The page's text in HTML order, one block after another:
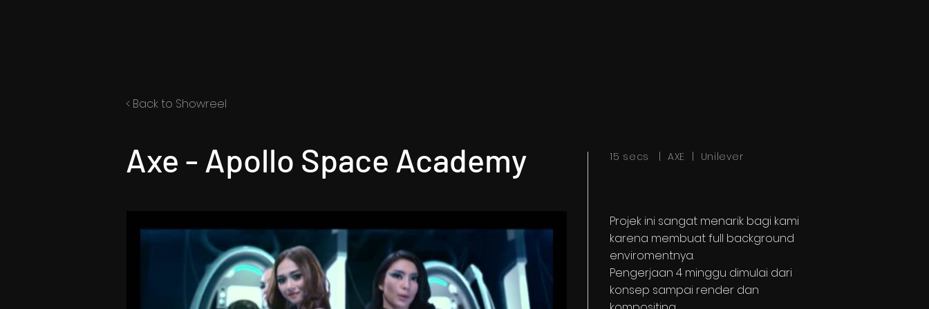
< Back to Showreel
Axe - Apollo Space Academy 15 secs | AXE | Unilever
Projek ini sangat menarik bagi kami
karena membuat full background
enviromentnya.
Pengerjaan 4 minggu dimulai dari
konsep sampai render dan